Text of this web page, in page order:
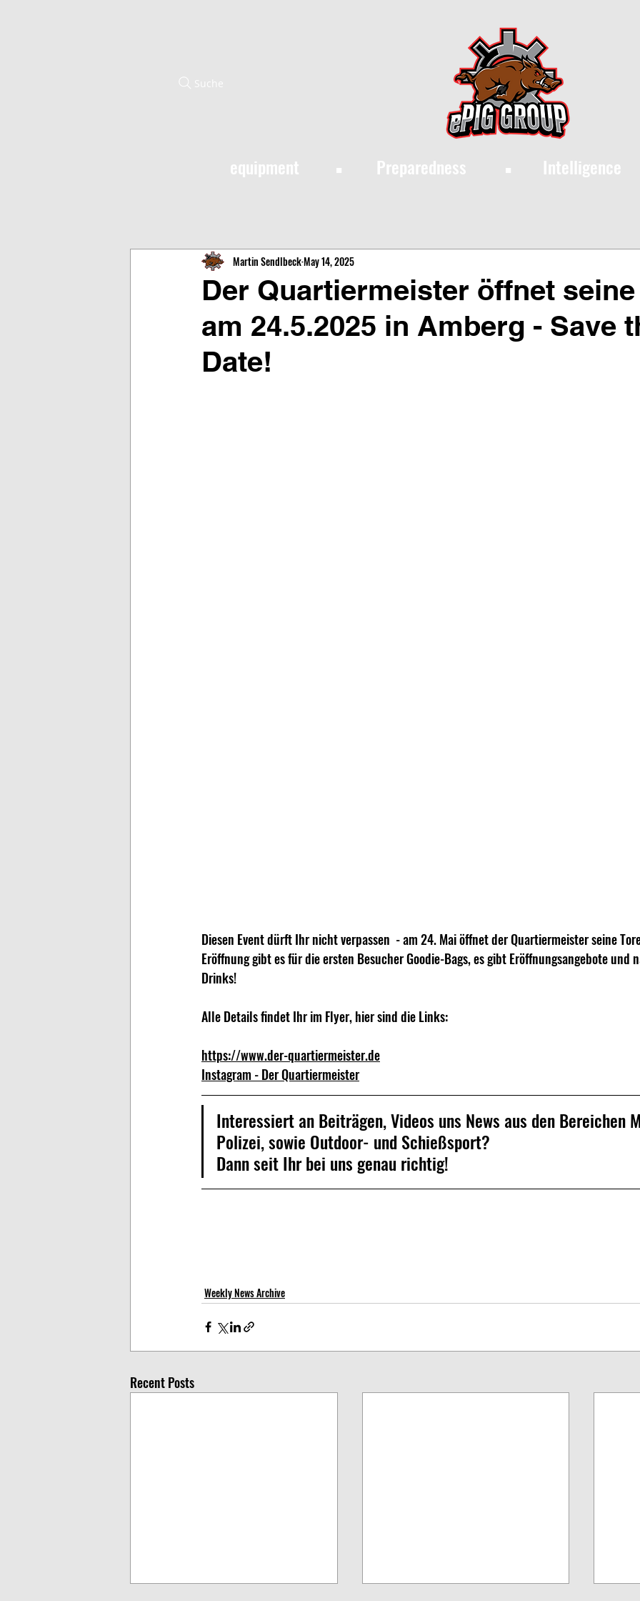
·
equipment Preparedness Intelligence
·
Suche
Der Quartiermeister öffnet seine
am 24.5.2025 in Amberg - Save
Date!
Martin SendlbeckMay 14, 2025
Diesen Event dürft Ihr nicht verpassen  - am 24. Mai öffnet der Quartiermeister seine
Eröffnung gibt es für die ersten Besucher Goodie-Bags, es gibt Eröffnungsangebote und
Drinks!
Alle Details findet Ihr im Flyer, hier sind die Links:
https://www.der-quartiermeister.de
Instagram - Der Quartiermeister
Interessiert an Beiträgen, Videos uns News aus den Bereichen
Polizei, sowie Outdoor- und Schießsport?
Dann seit Ihr bei uns genau richtig!
Weekly News Archive
Recent Posts